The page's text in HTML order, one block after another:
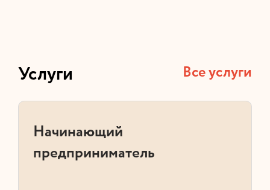
Услуги Все услуги
Начинающий
предприниматель